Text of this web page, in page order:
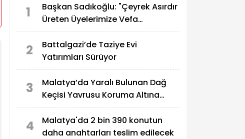
1
Başkan Sadıkoğlu: "Çeyrek Asırdır
Üreten Üyelerimize Vefa
2
Battalgazi’de Taziye Evi
Yatırımları Sürüyor
3
Malatya’da Yaralı Bulunan Dağ
Keçisi Yavrusu Koruma Altına
4
Malatya'da 2 bin 390 konutun
daha anahtarları teslim edilecek